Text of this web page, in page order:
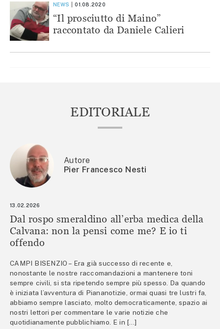
NEWS 01.08.2020
“Il prosciutto di Maino”
raccontato da Daniele Calieri
EDITORIALE
Autore
Pier Francesco Nesti
13.02.2026
Dal rospo smeraldino all’erba medica della
Calvana: non la pensi come me? E io ti
offendo
CAMPI BISENZIO – Era già successo di recente e,
nonostante le nostre raccomandazioni a mantenere toni
sempre civili, si sta ripetendo sempre più spesso. Da quando
è iniziata l’avventura di Piananotizie, ormai quasi tre lustri fa,
abbiamo sempre lasciato, molto democraticamente, spazio ai
nostri lettori per commentare le varie notizie che
quotidianamente pubblichiamo. E in […]